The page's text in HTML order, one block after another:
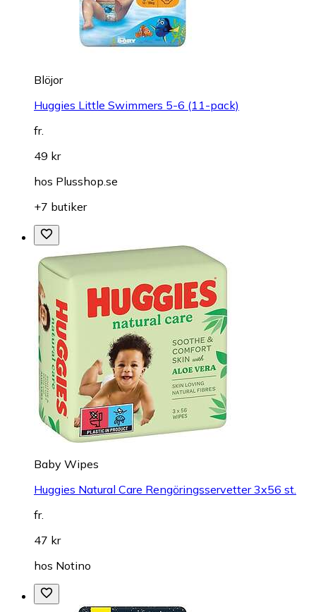
Blöjor
Huggies Little Swimmers 5-6 (11-pack)
fr.
49 kr
hos Plusshop.se
+7 butiker
Baby Wipes
Huggies Natural Care Rengöringsservetter 3x56 st.
fr.
47 kr
hos Notino